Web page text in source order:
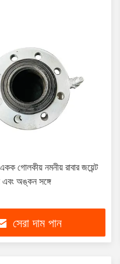
গোলকীয় নমনীয় রাবার জয়েন্ট
এবং অঙ্কন সঙ্গে
সেরা দাম পান